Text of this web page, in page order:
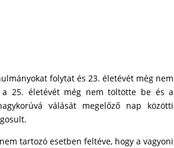
folytat és 23. életévét még nem
25. életévét még nem töltötte be és a
válását megelőző nap közötti
tartozó esetben feltéve, hogy a vagyoni